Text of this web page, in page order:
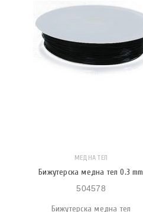
МЕДНА ТЕЛ
Бижутерска медна тел 0.3 mm
504578
Бижутерска медна тел